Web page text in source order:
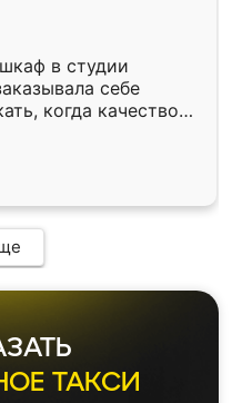
в студии
себе
когда качеством
кухня уже почти
ТАКСИ